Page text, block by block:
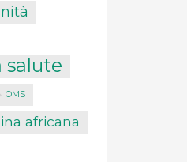
salute
OMS
africana